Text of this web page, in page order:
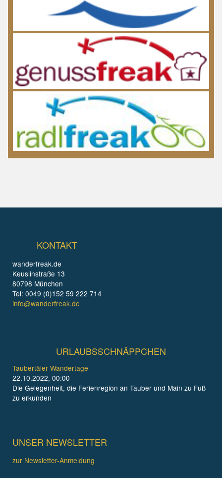
KONTAKT
wanderfreak.de
Keuslinstraße 13
80798 München
Tel: 0049 (0)152 59 222 714
info@wanderfreak.de
URLAUBSSCHNÄPPCHEN
Taubertäler Wandertage
22.10.2022, 00:00
Die Gelegenheit, die Ferienregion an Tauber und Main zu Fuß
zu erkunden
UNSER NEWSLETTER
zur Newsletter-Anmeldung